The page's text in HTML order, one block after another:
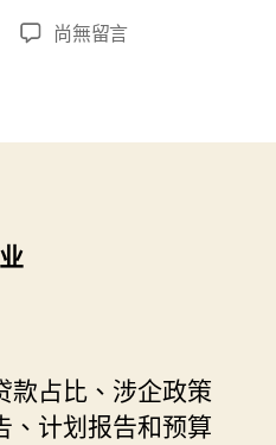
在
华
利
好
查
尚無留言
款占比、涉企政策
计划报告和预算